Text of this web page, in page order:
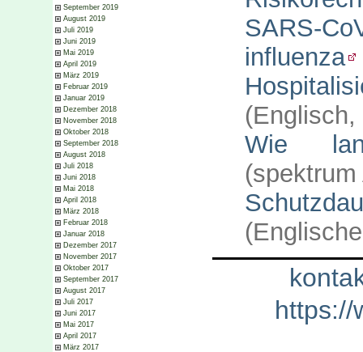
September 2019
August 2019
Juli 2019
Juni 2019
Mai 2019
April 2019
März 2019
Februar 2019
Januar 2019
Dezember 2018
November 2018
Oktober 2018
September 2018
August 2018
Juli 2018
Juni 2018
Mai 2018
April 2018
März 2018
Februar 2018
Januar 2018
Dezember 2017
November 2017
Oktober 2017
September 2017
August 2017
Juli 2017
Juni 2017
Mai 2017
April 2017
März 2017
SARS-
influenza
Wie
https://